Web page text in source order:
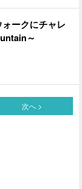
ォークにチャレ
～
次へ >